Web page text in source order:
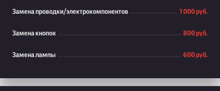
Замена проводки/электрокомпонентов 1 000 руб.
Замена кнопок 800 руб.
Замена лампы 600 руб.